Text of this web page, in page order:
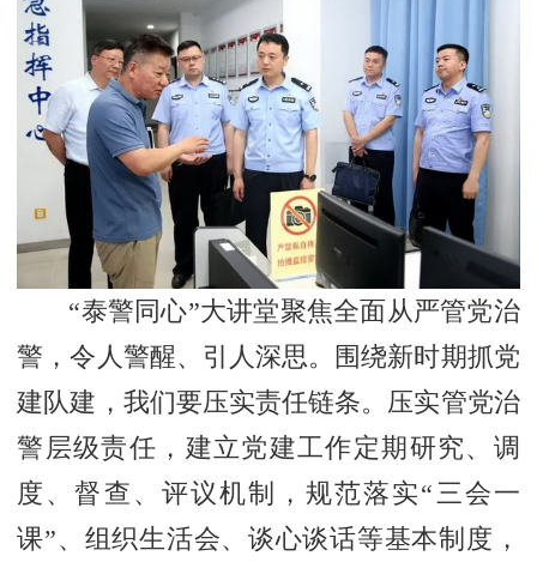
“泰警同心”大讲堂聚焦全面从严管党治
警，令人警醒、引人深思。围绕新时期抓党
建队建，我们要压实责任链条。压实管党治
警层级责任，建立党建工作定期研究、调
度、督查、评议机制，规范落实“三会一
课”、组织生活会、谈心谈话等基本制度，